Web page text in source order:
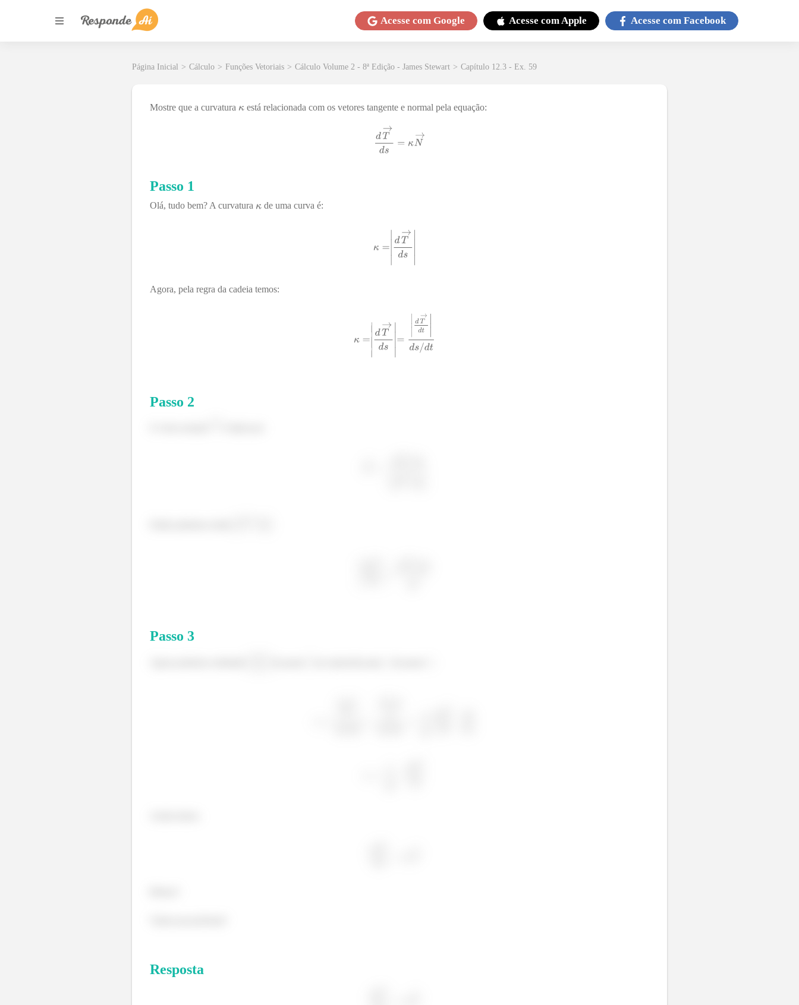
Acesse com Google Acesse comApple Acesse com Facebook
Página Inicial > Cálculo > Funções Vetoriais > Cálculo Volume 2 - 8ª Edição - James Stewart > Capítulo 12.3 - Ex. 59
Mostre que a curvatura está relacionada com os vetores tangente e normal pela equação:
Passo 1
Olá, tudo bem? A curvatura de uma curva é:
Agora, pela regra da cadeia temos:
Passo 2
Passo 3
Resposta